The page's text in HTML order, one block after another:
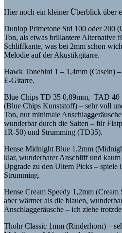
Hier noch ein kleiner Überblick über
Dunlop Primetone Std 100 oder 200
Ton, als etwas brillantere Alternative
Schliffkante, was bei 2mm schon
Melodie auf der Akustikgitarre.
Hawk Tonebird 1 – 1,4mm (Casein)
E-Gitarre.
Blue Chips TD 35 0,89mm, TAD 40
(Blue Chips Kunststoff) – sehr voll
Ton, nur minimale
wunderbar durch die Saiten – für
1R-50) und Strumming (TD35).
Hense Midnight Blue 1,2mm
klar, wunderbarer Anschliff und kaum
Upgrade zu den Ultem Picks – spiele
Strumming.
Hense Cream Speedy 1,2mm
aber wärmer als die blauen,
Anschlaggeräusche – ich ziehe
Thohr Classic 1mm (Rinderhorn) –